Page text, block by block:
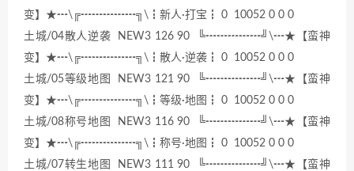
变】★┅\╔┅┅┅┅┅╗\┇新人·打宝┇ 0 10052 0 0 0
土城/04散人逆袭 NEW3 126 90 ╚┅┅┅┅┅╝\┅★【蛮神
变】★┅\╔┅┅┅┅┅╗\┇散人·逆袭┇ 0 10052 0 0 0
土城/05等级地图 NEW3 121 90 ╚┅┅┅┅┅╝\┅★【蛮神
变】★┅\╔┅┅┅┅┅╗\┇等级·地图┇ 0 10052 0 0 0
土城/08称号地图 NEW3 116 90 ╚┅┅┅┅┅╝\┅★【蛮神
变】★┅\╔┅┅┅┅┅╗\┇称号·地图┇ 0 10052 0 0 0
土城/07转生地图 NEW3 111 90 ╚┅┅┅┅┅╝\┅★【蛮神